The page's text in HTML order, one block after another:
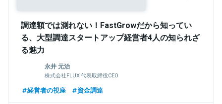
調達額では測れない！FastGrowだから知ってい
る、大型調達スタートアップ経営者4人の知られざ
る魅力
永井 元治
株式会社FLUX 代表取締役CEO
経営者の視座 資金調達